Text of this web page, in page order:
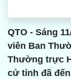
QTO - Sáng
viên Ban
Thường trực
cử tỉnh đã